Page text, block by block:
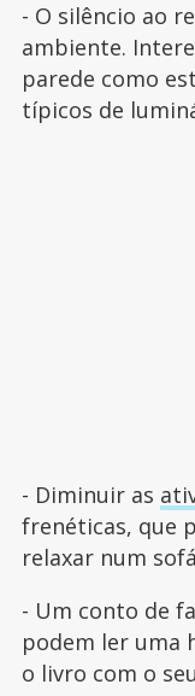
- O silêncio ao
ambiente.
parede como
típicos de
- Diminuir as
frenéticas, que
relaxar num
- Um conto de
podem ler uma
o livro com o